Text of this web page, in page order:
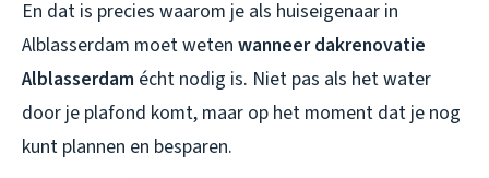
En dat is precies waarom je als huiseigenaar in
Alblasserdam moet weten wanneer dakrenovatie
Alblasserdam écht nodig is. Niet pas als het water
door je plafond komt, maar op het moment dat je nog
kunt plannen en besparen.